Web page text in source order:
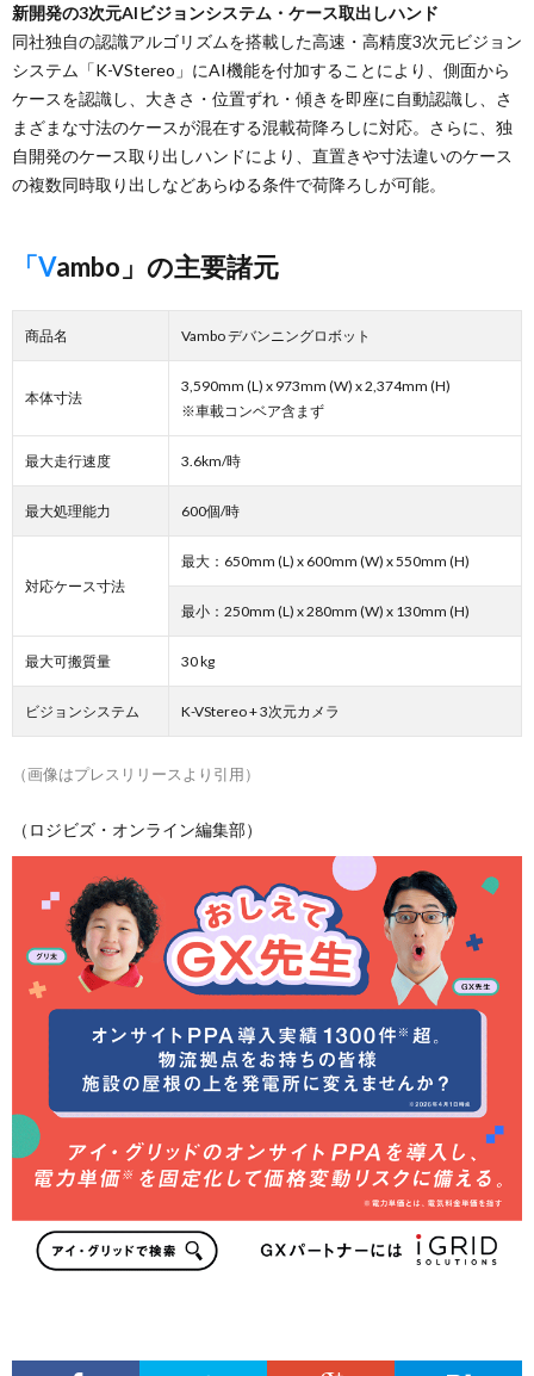
新開発の3次元AIビジョンシステム・ケース取出しハンド
同社独自の認識アルゴリズムを搭載した高速・高精度3次元ビジョン
システム「K-VStereo」にAI機能を付加することにより、側面から
ケースを認識し、大きさ・位置ずれ・傾きを即座に自動認識し、さ
まざまな寸法のケースが混在する混載荷降ろしに対応。さらに、独
自開発のケース取り出しハンドにより、直置きや寸法違いのケース
の複数同時取り出しなどあらゆる条件で荷降ろしが可能。
「Vambo」の主要諸元
商品名 Vambo デバンニングロボット
本体寸法
3,590mm (L) x 973mm (W) x 2,374mm (H)
※車載コンベア含まず
最大走行速度 3.6km/時
最大処理能力 600個/時
対応ケース寸法
最大：650mm (L) x 600mm (W) x 550mm (H)
最小：250mm (L) x 280mm (W) x 130mm (H)
最大可搬質量 30 kg
ビジョンシステム K-VStereo + 3次元カメラ
（画像はプレスリリースより引用）
（ロジビズ・オンライン編集部）